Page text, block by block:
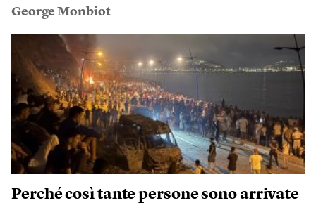
George Monbiot
Perché così tante persone sono arrivate